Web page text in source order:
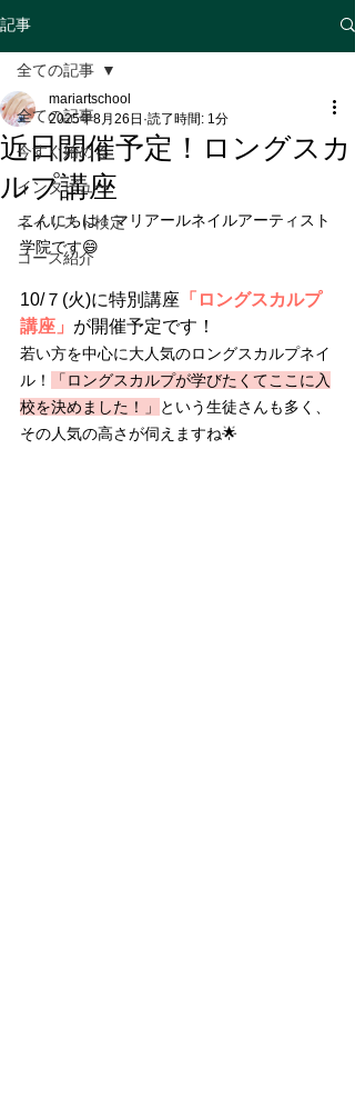
記事
全ての記事
今すぐ始める
インタビュー
ネイリスト検定
コース紹介
全ての記事
近日開催予定！ロングスカ
ルプ講座
mariartschool
2025年8月26日 読了時間: 1分
こんにちは！マリアールネイルアーティスト
学院です😄
10/７(火)に特別講座 「ロングスカルプ
講座」 が開催予定です！
若い方を中心に大人気のロングスカルプネイ
ル！
「ロングスカルプが学びたくてここに入
校を決めました！」
という生徒さんも多く、
その人気の高さが伺えますね🌟